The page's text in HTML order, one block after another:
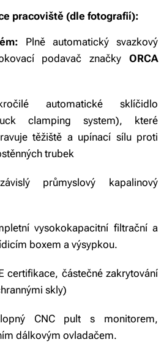
pracoviště (dle fotografií):
Plně automatický svazkový
podavač značky ORCA
automatické sklíčidlo
clamping system), které
těžiště a upínací sílu proti
trubek
průmyslový kapalinový
vysokokapacitní filtrační a
boxem a výsypkou.
certifikace, částečné zakrytování
skly)
CNC pult s monitorem,
dálkovým ovladačem.